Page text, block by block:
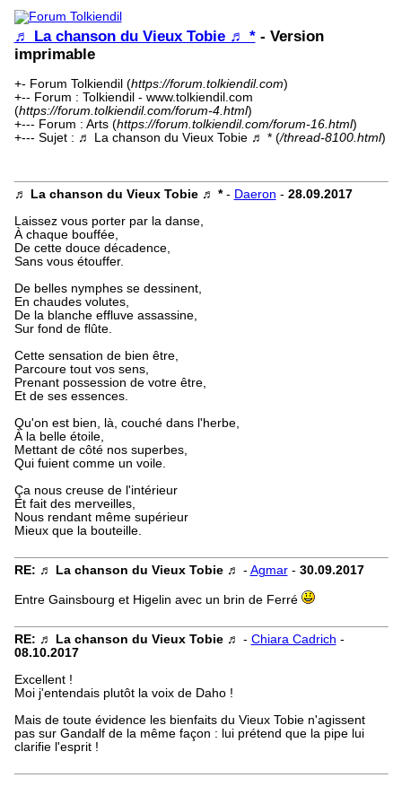
♬ La chanson du Vieux Tobie ♬ *- Version
imprimable
+- Forum Tolkiendil (https://forum.tolkiendil.com)
+-- Forum : Tolkiendil - www.tolkiendil.com
(https://forum.tolkiendil.com/forum-4.html)
+--- Forum : Arts (https://forum.tolkiendil.com/forum-16.html)
+--- Sujet : ♬ La chanson du Vieux Tobie ♬ * (/thread-8100.html)
♬ La chanson du Vieux Tobie ♬ *- Daeron - 28.09.2017
Laissez vous porter par la danse,
À chaque bouffée,
De cette douce décadence,
Sans vous étouffer.
De belles nymphes se dessinent,
En chaudes volutes,
De la blanche effluve assassine,
Sur fond de flûte.
Cette sensation de bien être,
Parcoure tout vos sens,
Prenant possession de votre être,
Et de ses essences.
Qu'on est bien, là, couché dans l'herbe,
À la belle étoile,
Mettant de côté nos superbes,
Qui fuient comme un voile.
Ça nous creuse de l'intérieur
Et fait des merveilles,
Nous rendant même supérieur
Mieux que la bouteille.
RE: ♬ La chanson du Vieux Tobie ♬ - Agmar- 30.09.2017
Entre Gainsbourg et Higelin avec un brin de Ferré
RE: ♬ La chanson du Vieux Tobie ♬ - Chiara Cadrich -
08.10.2017
Excellent !
Moi j'entendais plutôt la voix de Daho !
Mais de toute évidence les bienfaits du Vieux Tobie n'agissent
pas sur Gandalf de la même façon : lui prétend que la pipe lui
clarifie l'esprit !